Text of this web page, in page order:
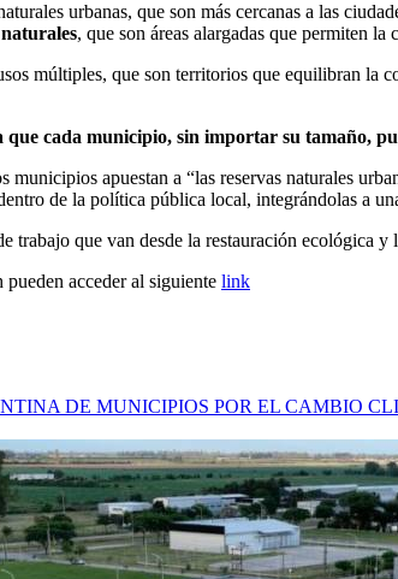
urbanas, que son más cercanas a las
, que son áreas alargadas que permiten
múltiples, que son territorios que equilibran
cada municipio, sin importar su tamaño,
apuestan a “las reservas naturales
de la política pública local, integrándolas a
trabajo que van desde la restauración ecológica
pueden acceder al siguiente link
DE MUNICIPIOS POR EL CAMBIO